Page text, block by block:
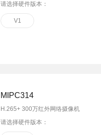
4G网络摄像机
网络硬盘录像机
请选择硬件版本：
V1
MIPC314
H.265+ 300万红外网络摄像机
请选择硬件版本：